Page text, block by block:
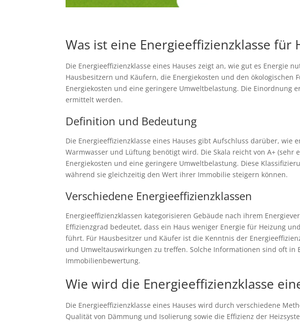
Was ist eine Energieeffizienzklasse für
Die Energieeffizienzklasse eines Hauses zeigt an, wie gut es Energie
Hausbesitzern und Käufern, die Energiekosten und den
Energiekosten und eine geringere Umweltbelastung. Die Einordnung
ermittelt werden.
Definition und Bedeutung
Die Energieeffizienzklasse eines Hauses gibt Aufschluss darüber,
Warmwasser und Lüftung benötigt wird. Die Skala reicht von A+
Energiekosten und eine geringere Umweltbelastung. Diese
während sie gleichzeitig den Wert ihrer Immobilie steigern können.
Verschiedene Energieeffizienzklassen
Energieeffizienzklassen kategorisieren Gebäude nach ihrem
Effizienzgrad bedeutet, dass ein Haus weniger Energie für Heizung
führt. Für Hausbesitzer und Käufer ist die Kenntnis der
und Umweltauswirkungen zu treffen. Solche Informationen sind oft
Immobilienbewertung.
Wie wird die Energieeffizienzklasse
Die Energieeffizienzklasse eines Hauses wird durch verschiedene
Qualität von Dämmung und Isolierung sowie die Effizienz der